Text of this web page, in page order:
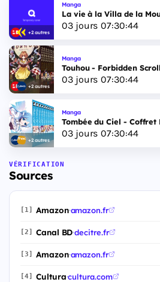
+2 autres
Manga
La vie à la Villa de la
03jours 07:30:43
+2 autres
Manga
Touhou - Forbidden
03jours 07:30:43
+2 autres
Manga
Tombée du Ciel - Coffret
03jours 07:30:43
VÉRIFICATION
Sources
[1] Amazon·amazon.fr
[2] Canal BD·decitre.fr
[3] Amazon·amazon.fr
[4] Cultura·cultura.com